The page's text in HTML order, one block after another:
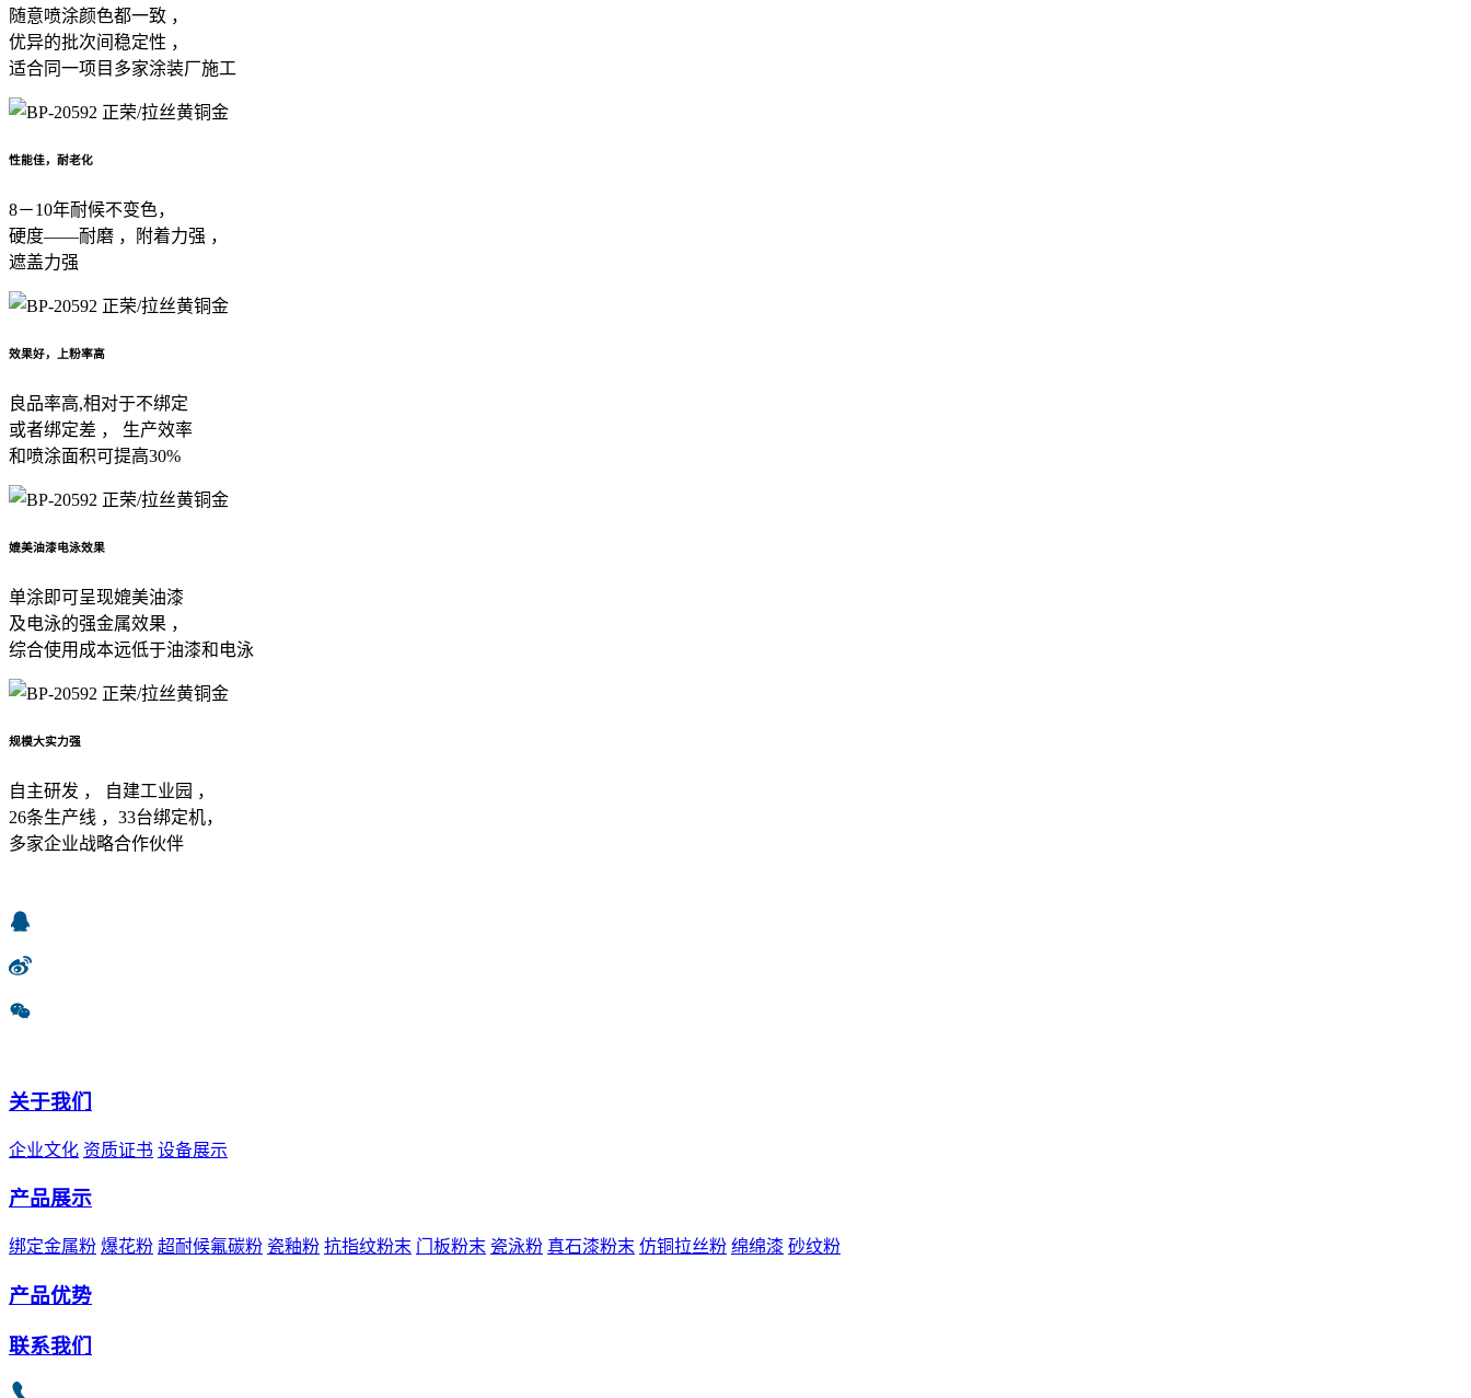
随意喷涂颜色都一致 ，
优异的批次间稳定性 ，
适合同一项目多家涂装厂施工
性能佳，耐老化
8－10年耐候不变色，
硬度——耐磨 ，附着力强 ，
遮盖力强
效果好，上粉率高
良品率高,相对于不绑定
或者绑定差 ， 生产效率
和喷涂面积可提高30%
媲美油漆电泳效果
单涂即可呈现媲美油漆
及电泳的强金属效果 ，
综合使用成本远低于油漆和电泳
规模大实力强
自主研发 ， 自建工业园 ，
26条生产线 ，33台绑定机，
多家企业战略合作伙伴
关于我们
企业文化 资质证书 设备展示
产品展示
绑定金属粉 爆花粉 超耐候氟碳粉 瓷釉粉 抗指纹粉末 门板粉末 瓷泳粉 真石漆粉末 仿铜拉丝粉 绵绵漆 砂纹粉
产品优势
联系我们